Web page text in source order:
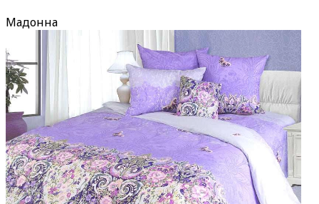
Мадонна